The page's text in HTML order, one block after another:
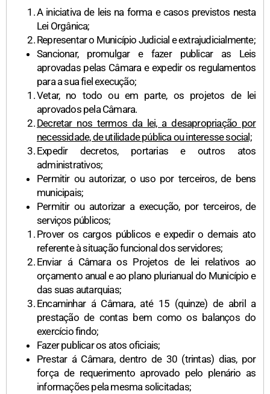
A iniciativa de leis na forma e casos previstos nesta
Lei Orgânica;
Representar o Município Judicial e extrajudicialmente;
Sancionar, promulgar e fazer publicar as Leis
aprovadas pelas Câmara e expedir os regulamentos
para a sua fiel execução;
Vetar, no todo ou em parte, os projetos de lei
aprovados pela Câmara.
Decretar nos termos da lei, a desapropriação por
necessidade, de utilidade pública ou interesse social;
Expedir decretos, portarias e outros atos
administrativos;
Permitir ou autorizar, o uso por terceiros, de bens
municipais;
Permitir ou autorizar a execução, por terceiros, de
serviços públicos;
Prover os cargos públicos e expedir o demais ato
referente à situação funcional dos servidores;
Enviar á Câmara os Projetos de lei relativos ao
orçamento anual e ao plano plurianual do Município e
das suas autarquias;
Encaminhar á Câmara, até 15 (quinze) de abril a
prestação de contas bem como os balanços do
exercício findo;
Fazer publicar os atos oficiais;
Prestar á Câmara, dentro de 30 (trintas) dias, por
força de requerimento aprovado pelo plenário as
informações pela mesma solicitadas;